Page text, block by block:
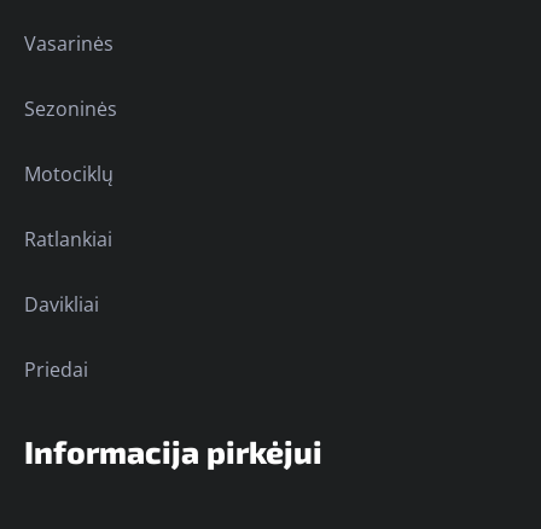
Vasarinės
Sezoninės
Motociklų
Ratlankiai
Davikliai
Priedai
Informacija pirkėjui